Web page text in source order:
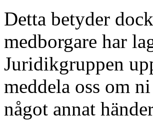
Detta betyder
medborgare har
Juridikgruppen
meddela oss om
något annat